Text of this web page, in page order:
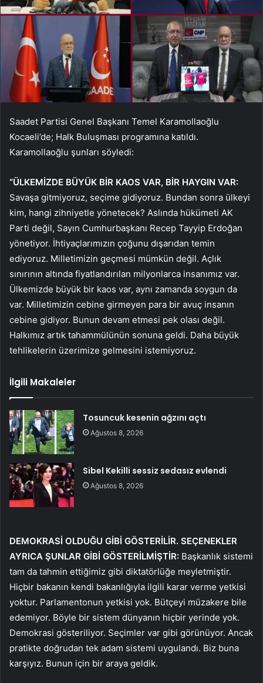
Saadet Partisi Genel Başkanı Temel Karamollaoğlu
Kocaeli’de; Halk Buluşması programına katıldı.
Karamollaoğlu şunları söyledi:
“ÜLKEMİZDE BÜYÜK BİR KAOS VAR, BİR HAYGIN VAR:
Savaşa gitmiyoruz, seçime gidiyoruz. Bundan sonra ülkeyi
kim, hangi zihniyetle yönetecek? Aslında hükümeti AK
Parti değil, Sayın Cumhurbaşkanı Recep Tayyip Erdoğan
yönetiyor. İhtiyaçlarımızın çoğunu dışarıdan temin
ediyoruz. Milletimizin geçmesi mümkün değil. Açlık
sınırının altında fiyatlandırılan milyonlarca insanımız var.
Ülkemizde büyük bir kaos var, aynı zamanda soygun da
var. Milletimizin cebine girmeyen para bir avuç insanın
cebine gidiyor. Bunun devam etmesi pek olası değil.
Halkımız artık tahammülünün sonuna geldi. Daha büyük
tehlikelerin üzerimize gelmesini istemiyoruz.
İlgili Makaleler
Tosuncuk kesenin ağzını açtı
Ağustos 8, 2026
Sibel Kekilli sessiz sedasız evlendi
Ağustos 8, 2026
DEMOKRASİ OLDUĞU GİBİ GÖSTERİLİR. SEÇENEKLER
AYRICA ŞUNLAR GİBİ GÖSTERİLMİŞTİR: Başkanlık sistemi
tam da tahmin ettiğimiz gibi diktatörlüğe meyletmiştir.
Hiçbir bakanın kendi bakanlığıyla ilgili karar verme yetkisi
yoktur. Parlamentonun yetkisi yok. Bütçeyi müzakere bile
edemiyor. Böyle bir sistem dünyanın hiçbir yerinde yok.
Demokrasi gösteriliyor. Seçimler var gibi görünüyor. Ancak
pratikte doğrudan tek adam sistemi uygulandı. Biz buna
karşıyız. Bunun için bir araya geldik.